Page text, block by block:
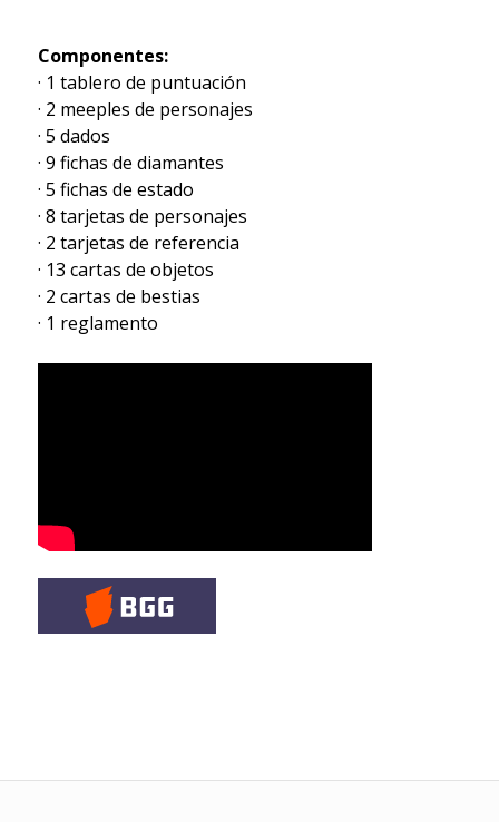
Componentes:
· 1 tablero de puntuación
· 2 meeples de personajes
· 5 dados
· 9 fichas de diamantes
· 5 fichas de estado
· 8 tarjetas de personajes
· 2 tarjetas de referencia
· 13 cartas de objetos
· 2 cartas de bestias
· 1 reglamento